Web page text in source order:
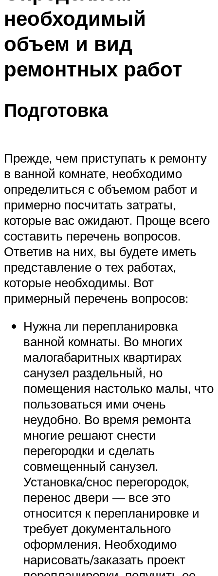
необходимый
объем и вид
ремонтных работ
Подготовка
Прежде, чем приступать к ремонту
в ванной комнате, необходимо
определиться с объемом работ и
примерно посчитать затраты,
которые вас ожидают. Проще всего
составить перечень вопросов.
Ответив на них, вы будете иметь
представление о тех работах,
которые необходимы. Вот
примерный перечень вопросов:
Нужна ли перепланировка
ванной комнаты. Во многих
малогабаритных квартирах
санузел раздельный, но
помещения настолько малы, что
пользоваться ими очень
неудобно. Во время ремонта
многие решают снести
перегородки и сделать
совмещенный санузел.
Установка/снос перегородок,
перенос двери — все это
относится к перепланировке и
требует документального
оформления. Необходимо
нарисовать/заказать проект